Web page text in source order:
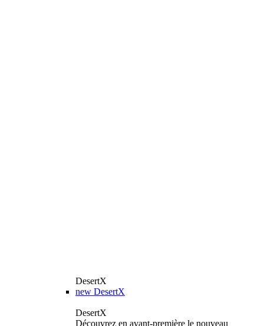
DesertX
new DesertX
DesertX
Découvrez en avant-première le nouveau